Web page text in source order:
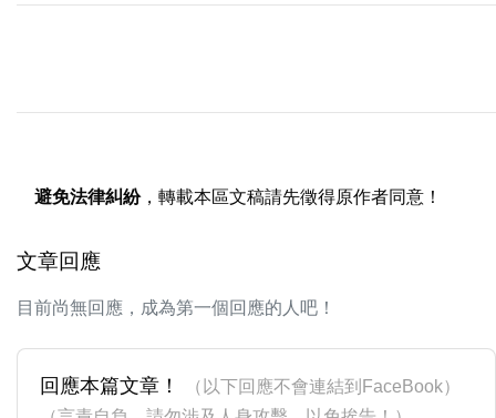
避免法律糾紛，轉載本區文稿請先徵得原作者同意！
文章回應
目前尚無回應，成為第一個回應的人吧！
回應本篇文章！
（以下回應不會連結到FaceBook）